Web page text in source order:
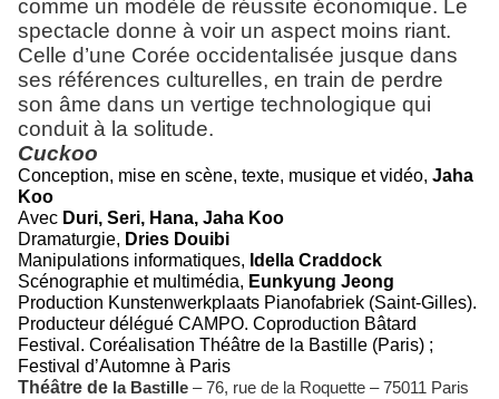
comme un modèle de réussite économique. Le
spectacle donne à voir un aspect moins riant.
Celle d’une Corée occidentalisée jusque dans
ses références culturelles, en train de perdre
son âme dans un vertige technologique qui
conduit à la solitude.
Cuckoo
Conception, mise en scène, texte, musique et vidéo, Jaha
Koo
Avec Duri, Seri, Hana, Jaha Koo
Dramaturgie, Dries Douibi
Manipulations informatiques, Idella Craddock
Scénographie et multimédia, Eunkyung Jeong
Production Kunstenwerkplaats Pianofabriek (Saint-Gilles).
Producteur délégué CAMPO. Coproduction Bâtard
Festival. Coréalisation Théâtre de la Bastille (Paris) ;
Festival d’Automne à Paris
Théâtre de la Bastille – 76, rue de la Roquette – 75011 Paris